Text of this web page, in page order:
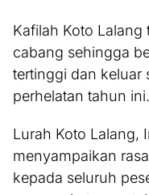
Kafilah Koto
cabang sehingga
tertinggi dan keluar
perhelatan tahun ini.
Lurah Koto Lalang,
menyampaikan
kepada seluruh